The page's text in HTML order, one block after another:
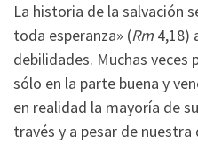
La historia de la salvación
toda esperanza» (Rm 4,18)
debilidades. Muchas veces
sólo en la parte buena y
en realidad la mayoría de
través y a pesar de